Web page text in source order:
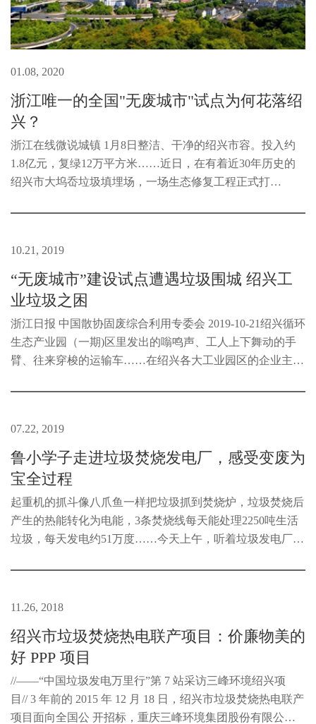
01.08, 2020
浙江唯一的全国"无废城市"试点为何花落绍
兴？
浙江在线微说城镇 1月8日整洁、干净的绍兴市容。投入约
1.8亿元，复绿12万平方米……近日，在有着近30年历史的
绍兴市大坞岙垃圾填埋场，一场生态修复工程正式打
10.21, 2019
“无废城市”建设试点遭遇垃圾围城 绍兴工
业垃圾之困
浙江日报 中国散协固废综合利用专委会 2019-10-21绍兴循环
生态产业园（一期)区里发出的嗡鸣声、工人上下舞动的手
臂、往来穿梭的运输车……在绍兴各大工业园区的企业主眼
07.22, 2019
鲁小学子走进垃圾焚烧发电厂，感受变废为
宝全过程
起重机的抓斗像八爪鱼一样把垃圾抓到焚烧炉，垃圾焚烧后
产生的热能转化为电能，3条焚烧线每天能处理2250吨生活
垃圾，每天发电约51万度……今天上午，听着垃圾发电厂工
11.26, 2018
绍兴市垃圾焚烧热电联产项目：价廉物美的
好 PPP 项目
//——“中国垃圾发电万里行”第 7 站采访三峰环境绍兴项
目// 3 年前的 2015 年 12 月 18 日，绍兴市垃圾焚烧热电联产
项目面向全国公 开招标，重庆三峰环境集团股份有限公司